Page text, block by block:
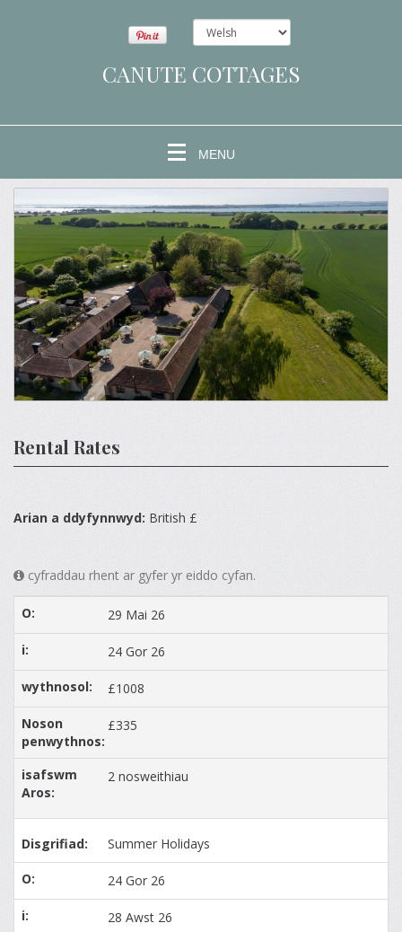
CANUTE COTTAGES
MENU
Rental Rates
Arian a ddyfynnwyd: British £
cyfraddau rhent ar gyfer yr eiddo cyfan.
29 Mai 26
24 Gor 26
£1008
£335
2 nosweithiau
Summer Holidays
24 Gor 26
28 Awst 26